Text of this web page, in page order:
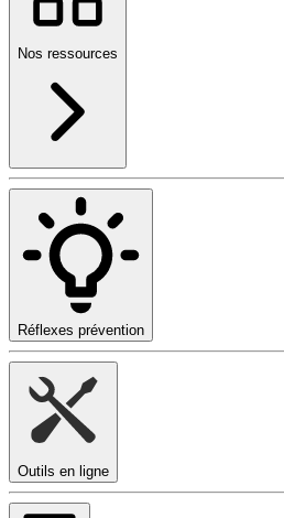
Nos ressources
Réflexes prévention
Outils en ligne